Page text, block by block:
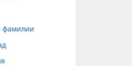
фамилии